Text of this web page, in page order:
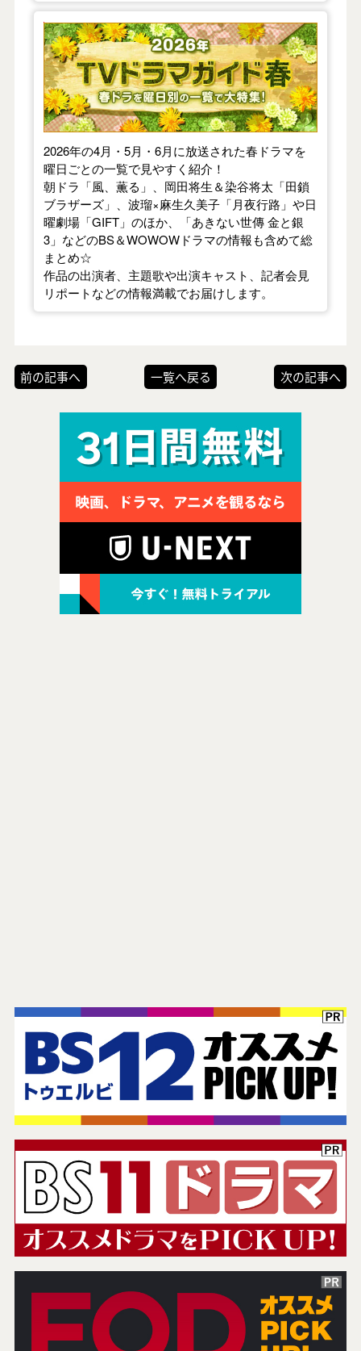
【2026年春】TVドラマガイド
2026年の4月・5月・6月に放送された春ドラマを
曜日ごとの一覧で見やすく紹介！
朝ドラ「風、薫る」、岡田将生＆染谷将太「田鎖
ブラザーズ」、波瑠×麻生久美子「月夜行路」や日
曜劇場「GIFT」のほか、「あきない世傳 金と銀
3」などのBS＆WOWOWドラマの情報も含めて総
まとめ☆
作品の出演者、主題歌や出演キャスト、記者会見
リポートなどの情報満載でお届けします。
前の記事へ 一覧へ戻る 次の記事へ